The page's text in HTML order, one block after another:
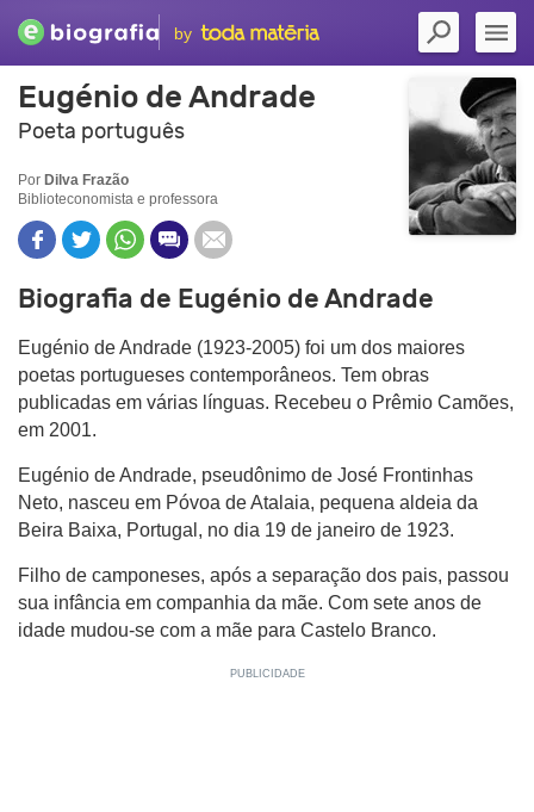
by
Eugénio de Andrade
Poeta português
Por Dilva Frazão
Biblioteconomista e professora
Biografia de Eugénio de Andrade
Eugénio de Andrade (1923-2005) foi um dos maiores
poetas portugueses contemporâneos. Tem obras
publicadas em várias línguas. Recebeu o Prêmio Camões,
em 2001.
Eugénio de Andrade, pseudônimo de José Frontinhas
Neto, nasceu em Póvoa de Atalaia, pequena aldeia da
Beira Baixa, Portugal, no dia 19 de janeiro de 1923.
Filho de camponeses, após a separação dos pais, passou
sua infância em companhia da mãe. Com sete anos de
idade mudou-se com a mãe para Castelo Branco.